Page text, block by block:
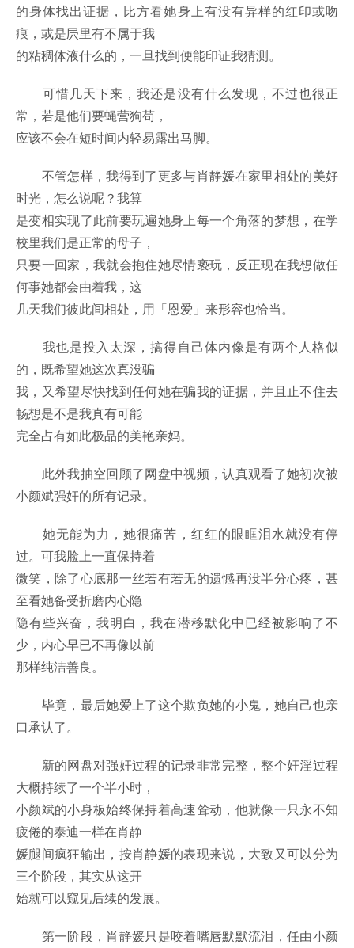
的身体找出证据，比方看她身上有没有异样的红印或吻
痕，或是屄里有不属于我
的粘稠体液什么的，一旦找到便能印证我猜测。
可惜几天下来，我还是没有什么发现，不过也很正
常，若是他们要蝇营狗苟，
应该不会在短时间内轻易露出马脚。
不管怎样，我得到了更多与肖静媛在家里相处的美好
时光，怎么说呢？我算
是变相实现了此前要玩遍她身上每一个角落的梦想，在学
校里我们是正常的母子，
只要一回家，我就会抱住她尽情亵玩，反正现在我想做任
何事她都会由着我，这
几天我们彼此间相处，用「恩爱」来形容也恰当。
我也是投入太深，搞得自己体内像是有两个人格似
的，既希望她这次真没骗
我，又希望尽快找到任何她在骗我的证据，并且止不住去
畅想是不是我真有可能
完全占有如此极品的美艳亲妈。
此外我抽空回顾了网盘中视频，认真观看了她初次被
小颜斌强奸的所有记录。
她无能为力，她很痛苦，红红的眼眶泪水就没有停
过。可我脸上一直保持着
微笑，除了心底那一丝若有若无的遗憾再没半分心疼，甚
至看她备受折磨内心隐
隐有些兴奋，我明白，我在潜移默化中已经被影响了不
少，内心早已不再像以前
那样纯洁善良。
毕竟，最后她爱上了这个欺负她的小鬼，她自己也亲
口承认了。
新的网盘对强奸过程的记录非常完整，整个奸淫过程
大概持续了一个半小时，
小颜斌的小身板始终保持着高速耸动，他就像一只永不知
疲倦的泰迪一样在肖静
媛腿间疯狂输出，按肖静媛的表现来说，大致又可以分为
三个阶段，其实从这开
始就可以窥见后续的发展。
第一阶段，肖静媛只是咬着嘴唇默默流泪，任由小颜